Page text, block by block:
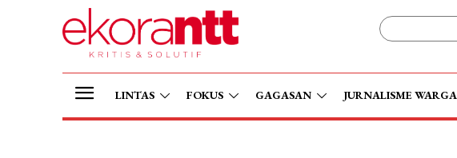
LINTAS FOKUS GAGASAN JURNALISME WARGA